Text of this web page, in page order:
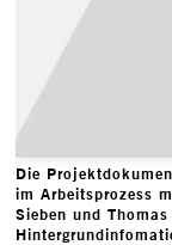
Die
im Arbeitsprozess
Sieben und